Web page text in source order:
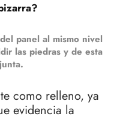
panel al mismo nivel
las piedras y de esta
como relleno, ya
evidencia la